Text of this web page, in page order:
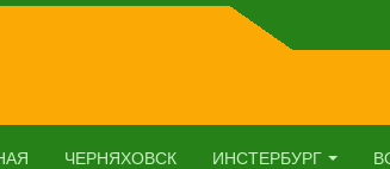
ЧЕРНЯХОВСК ИНСТЕРБУРГ